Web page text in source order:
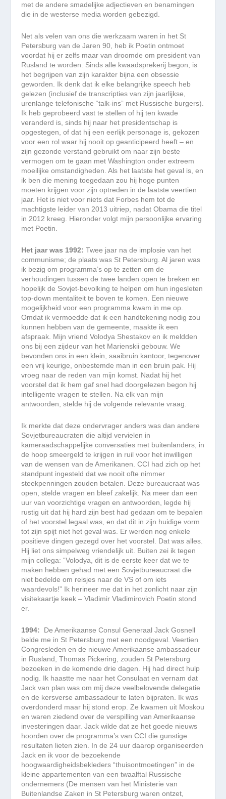
met de andere smadelijke adjectieven en benamingen
die in de westerse media worden gebezigd.
Net als velen van ons die werkzaam waren in het St
Petersburg van de Jaren 90, heb ik Poetin ontmoet
voordat hij er zelfs maar van droomde om president van
Rusland te worden. Sinds alle kwaadsprekerij begon, is
het begrijpen van zijn karakter bijna een obsessie
geworden. Ik denk dat ik elke belangrijke speech heb
gelezen (inclusief de transcripties van zijn jaarlijkse,
urenlange telefonische “talk-ins” met Russische burgers).
Ik heb geprobeerd vast te stellen of hij ten kwade
veranderd is, sinds hij naar het presidentschap is
opgestegen, of dat hij een eerlijk personage is, gekozen
voor een rol waar hij nooit op geanticipeerd heeft – en
zijn gezonde verstand gebruikt om naar zijn beste
vermogen om te gaan met Washington onder extreem
moeilijke omstandigheden. Als het laatste het geval is, en
ik ben die mening toegedaan zou hij hoge punten
moeten krijgen voor zijn optreden in de laatste veertien
jaar. Het is niet voor niets dat Forbes hem tot de
machtigste leider van 2013 uitriep, nadat Obama die titel
in 2012 kreeg. Hieronder volgt mijn persoonlijke ervaring
met Poetin.
Het jaar was 1992:Twee jaar na de implosie van het
communisme; de plaats was St Petersburg. Al jaren was
ik bezig om programma’s op te zetten om de
verhoudingen tussen de twee landen open te breken en
hopelijk de Sovjet-bevolking te helpen om hun ingesleten
top-down mentaliteit te boven te komen. Een nieuwe
mogelijkheid voor een programma kwam in me op.
Omdat ik vermoedde dat ik een handtekening nodig zou
kunnen hebben van de gemeente, maakte ik een
afspraak. Mijn vriend Volodya Shestakov en ik meldden
ons bij een zijdeur van het Marienskii gebouw. We
bevonden ons in een klein, saaibruin kantoor, tegenover
een vrij keurige, onbestemde man in een bruin pak. Hij
vroeg naar de reden van mijn komst. Nadat hij het
voorstel dat ik hem gaf snel had doorgelezen begon hij
intelligente vragen te stellen. Na elk van mijn
antwoorden, stelde hij de volgende relevante vraag.
Ik merkte dat deze ondervrager anders was dan andere
Sovjetbureaucraten die altijd vervielen in
kameraadschappelijke conversaties met buitenlanders, in
de hoop smeergeld te krijgen in ruil voor het inwilligen
van de wensen van de Amerikanen. CCI had zich op het
standpunt ingesteld dat we nooit ofte nimmer
steekpenningen zouden betalen. Deze bureaucraat was
open, stelde vragen en bleef zakelijk. Na meer dan een
uur van voorzichtige vragen en antwoorden, legde hij
rustig uit dat hij hard zijn best had gedaan om te bepalen
of het voorstel legaal was, en dat dit in zijn huidige vorm
tot zijn spijt niet het geval was. Er werden nog enkele
positieve dingen gezegd over het voorstel. Dat was alles.
Hij liet ons simpelweg vriendelijk uit. Buiten zei ik tegen
mijn collega: “Volodya, dit is de eerste keer dat we te
maken hebben gehad met een Sovjetbureaucraat die
niet bedelde om reisjes naar de VS of om iets
waardevols!” Ik herineer me dat in het zonlicht naar zijn
visitekaartje keek – Vladimir Vladimirovich Poetin stond
er.
1994:
De Amerikaanse Consul Generaal Jack Gosnell
belde me in St Petersburg met een noodgeval. Veertien
Congresleden en de nieuwe Amerikaanse ambassadeur
in Rusland, Thomas Pickering, zouden St Petersburg
bezoeken in de komende drie dagen. Hij had direct hulp
nodig. Ik haastte me naar het Consulaat en vernam dat
Jack van plan was om mij deze veelbelovende delegatie
en de kersverse ambassadeur te laten bijpraten. Ik was
overdonderd maar hij stond erop. Ze kwamen uit Moskou
en waren ziedend over de verspilling van Amerikaanse
investeringen daar. Jack wilde dat ze het goede nieuws
hoorden over de programma’s van CCI die gunstige
resultaten lieten zien. In de 24 uur daarop organiseerden
Jack en ik voor de bezoekende
hoogwaardigheidsbekleders “thuisontmoetingen” in de
kleine appartementen van een twaalftal Russische
ondernemers (De mensen van het Ministerie van
Buitenlandse Zaken in St Petersburg waren ontzet,